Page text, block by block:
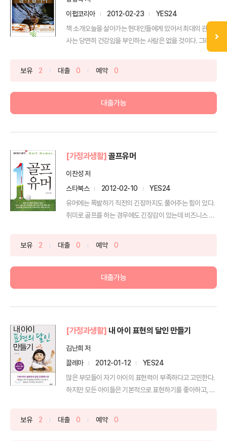
이펍코리아
2012-02-23
YES24
책 소개오늘을 살아가는 현대인들에게 있어서 최대의 관심
사는 당연히 건강임을 부인하는 사람은 없을 것이다. 그러나
보유 2 대출 0 예약 0
대출가능
[가정과생활] 골프유머
이찬성 저
스타북스
2012-02-10
YES24
유머에는 폭발하기 직전의 긴장까지도 풀어주는 힘이 있다.
취미로 골프를 하는 경우에도 긴장감이 있는데 비즈니스 골
보유 2 대출 0 예약 0
대출가능
[가정과생활] 내 아이 표현의 달인 만들기
김난희 저
끌레마
2012-01-12
YES24
많은 부모들이 자기 아이의 표현력이 부족하다고 고민한다.
하지만 모든 아이들은 기본적으로 표현하기를 좋아하고, 소
보유 2 대출 0 예약 0